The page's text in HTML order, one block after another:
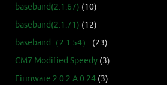
baseband(2.1.67) (10)
baseband(2.1.71) (12)
baseband（2.1.54）
(23)
CM7 Modified Speedy (3)
Firmware:2.0.2.A.0.24 (3)